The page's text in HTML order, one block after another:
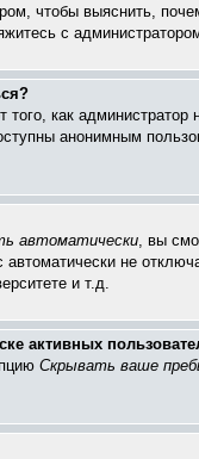
чтобы выяснить,
с
того, как
анонимным
автоматически, вы
не
и т.д.
активных
Скрывать ваше